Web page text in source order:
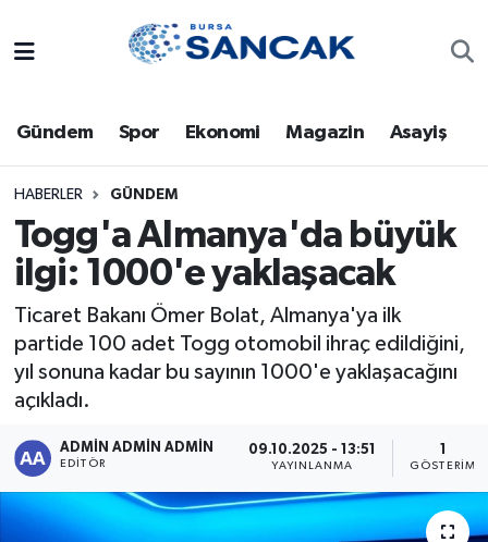
Gündem Spor Ekonomi Magazin Asayiş
HABERLER GÜNDEM
Togg'a Almanya'da büyük
ilgi: 1000'e yaklaşacak
Ticaret Bakanı Ömer Bolat, Almanya'ya ilk
partide 100 adet Togg otomobil ihraç edildiğini,
yıl sonuna kadar bu sayının 1000'e yaklaşacağını
açıkladı.
ADMİN ADMİN ADMİN
EDITÖR
09.10.2025 - 13:51
YAYINLANMA GÖSTERIM
Bursa
Dünya
Eğitim
Ekonomi
Genel
Magazin
Sağlık
Trafik Durumu
Süper Lig Puan Durumu ve Fikstür
Tüm Manşetler
Son Dakika Haberleri
Haber Arşivi